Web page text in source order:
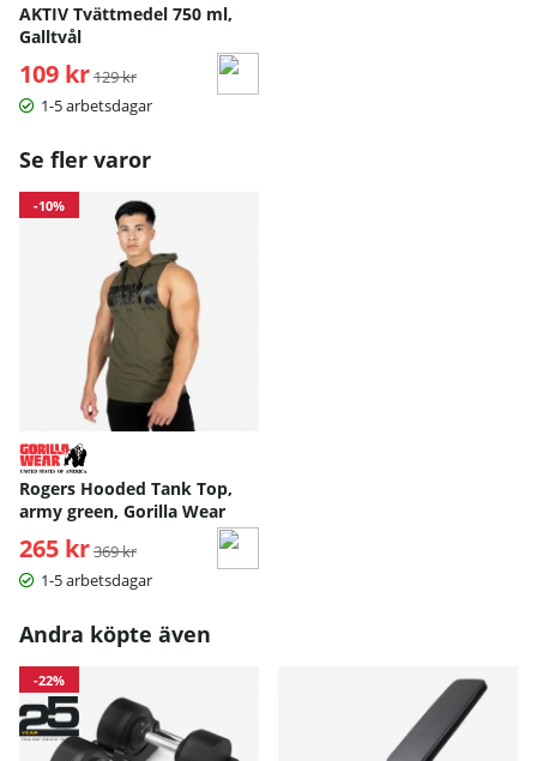
AKTIV Tvättmedel 750 ml,
Galltvål
109 kr Ordinarie pris:
129 kr
1-5 arbetsdagar
Se fler varor
-10%
Rogers Hooded Tank Top,
army green, Gorilla Wear
265 kr Ordinarie pris:
369 kr
1-5 arbetsdagar
Andra köpte även
-22%